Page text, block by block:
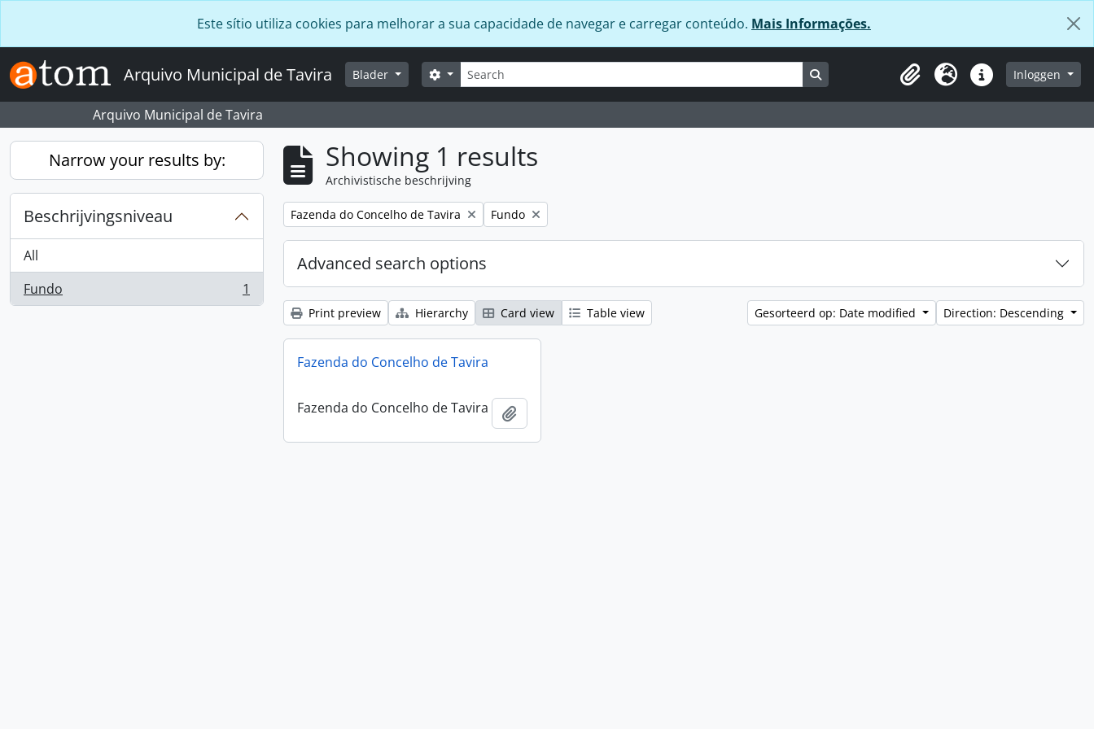
Este sítio utiliza cookies para melhorar a sua capacidade de navegar e carregar conteúdo. Mais Informações.
Arquivo Municipal de Tavira Blader zoeken
Search options Search in browse page
Clipboard
Taal Quick linksInloggen
Arquivo Municipal de Tavira
Narrow your results by:
Beschrijvingsniveau
All
Fundo
, 1 results 1
Showing 1 results
Archivistische beschrijving
Remove filter:
Fazenda do Concelho de Tavira Remove filter:
Fundo
Advanced search options
Print preview Hierarchy Card view Table view Gesorteerd op: Date modified Direction: Descending
Fazenda do Concelho de Tavira
Fazenda do Concelho de Tavira